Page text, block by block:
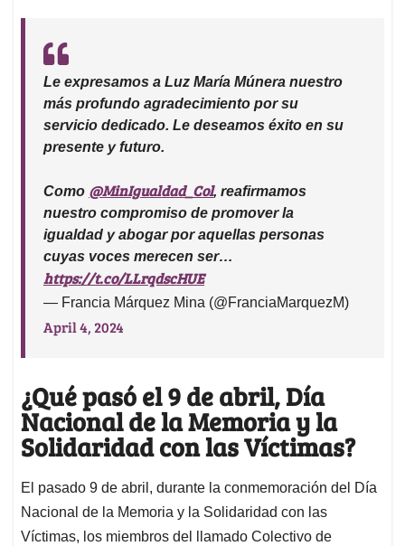
Le expresamos a Luz María Múnera nuestro
más profundo agradecimiento por su
servicio dedicado. Le deseamos éxito en su
presente y futuro.
Como @MinIgualdad_Col, reafirmamos
nuestro compromiso de promover la
igualdad y abogar por aquellas personas
cuyas voces merecen ser…
https://t.co/LLrqdscHUE
— Francia Márquez Mina (@FranciaMarquezM)
April 4, 2024
¿Qué pasó el 9 de abril, Día
Nacional de la Memoria y la
Solidaridad con las Víctimas?
El pasado 9 de abril, durante la conmemoración del Día
Nacional de la Memoria y la Solidaridad con las
Víctimas, los miembros del llamado Colectivo de